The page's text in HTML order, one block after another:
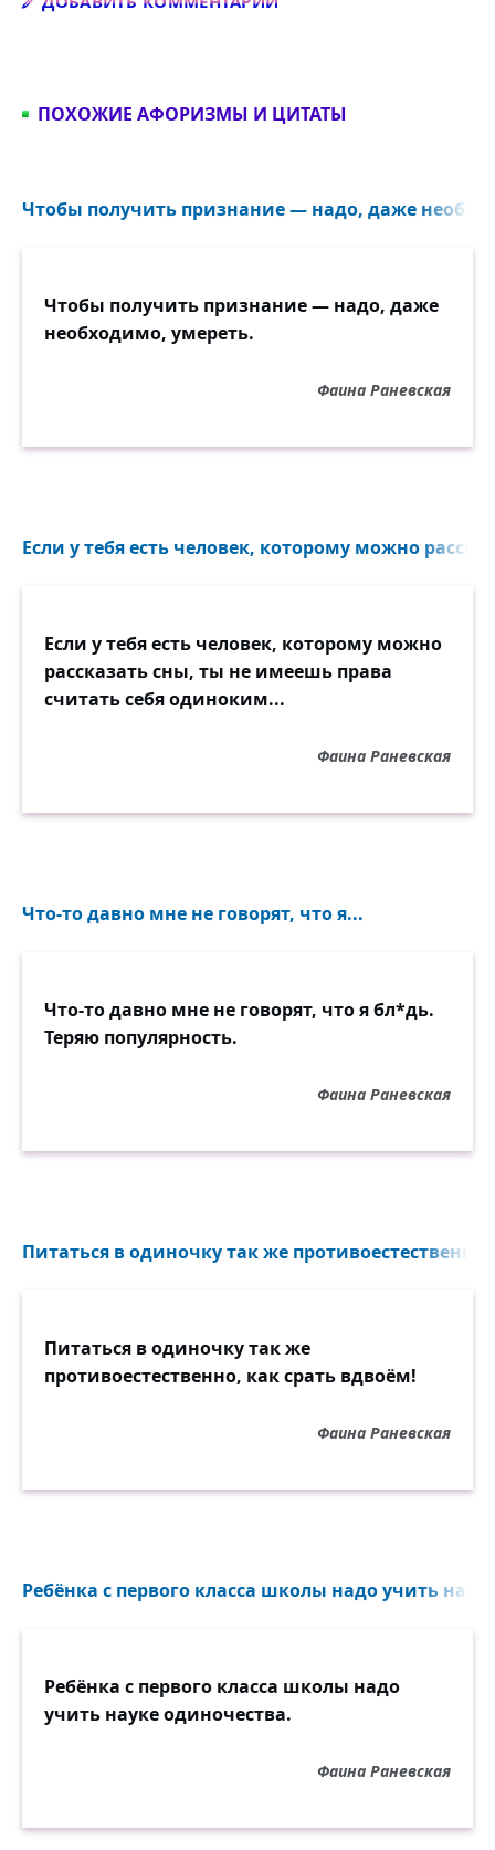
ПОХОЖИЕ АФОРИЗМЫ И ЦИТАТЫ
Чтобы получить признание — надо, даже
Чтобы получить признание — надо, даже
необходимо, умереть.
Фаина Раневская
Если у тебя есть человек, которому можно
Если у тебя есть человек, которому можно
рассказать сны, ты не имеешь права
считать себя одиноким...
Фаина Раневская
Что-то давно мне не говорят, что я...
Что-то давно мне не говорят, что я бл*дь.
Теряю популярность.
Фаина Раневская
Питаться в одиночку так же
Питаться в одиночку так же
противоестественно, как срать вдвоём!
Фаина Раневская
Ребёнка с первого класса школы надо учить
Ребёнка с первого класса школы надо
учить науке одиночества.
Фаина Раневская